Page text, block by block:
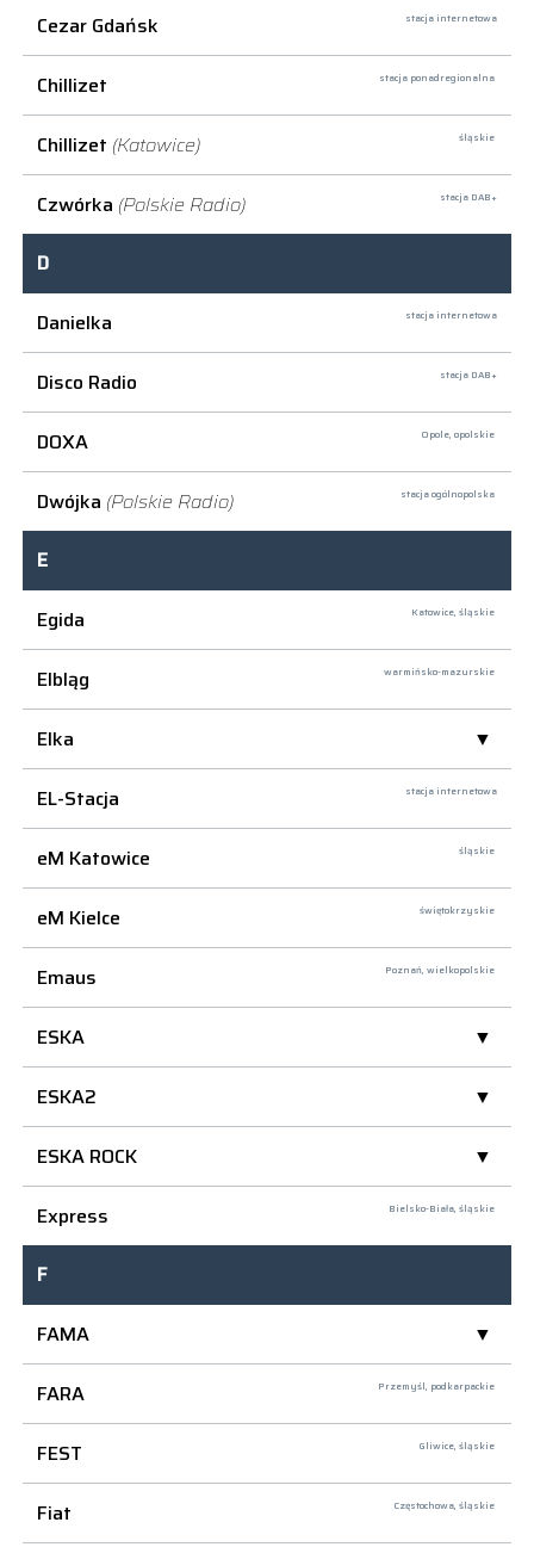
Cezar Gdańsk stacja internetowa
Chillizet stacja ponadregionalna
Chillizet (Katowice) śląskie
Czwórka (Polskie Radio) stacja DAB+
D
Danielka
stacja internetowa
Disco Radio stacja DAB+
DOXA Opole, opolskie
Dwójka (Polskie Radio) stacja ogólnopolska
E
Egida
Katowice, śląskie
Elbląg warmińsko-mazurskie
Elka
EL-Stacja
stacja internetowa
eM Katowice śląskie
eM Kielce świętokrzyskie
Emaus Poznań, wielkopolskie
ESKA
ESKA2
ESKA ROCK
Express
Bielsko-Biała, śląskie
F
FAMA
FARA
Przemyśl, podkarpackie
FEST Gliwice, śląskie
Fiat Częstochowa, śląskie